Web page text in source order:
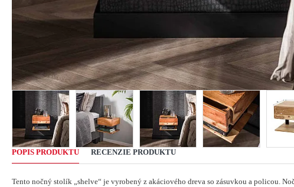
POPIS PRODUKTU RECENZIE PRODUKTU
Tento nočný stolík „shelve“ je vyrobený z akáciového dreva so zásuvkou a policou.